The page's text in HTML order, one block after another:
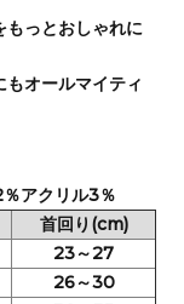
もっとおしゃれに
オールマイティ
アクリル3％
首回り(cm)
23～27
26～30